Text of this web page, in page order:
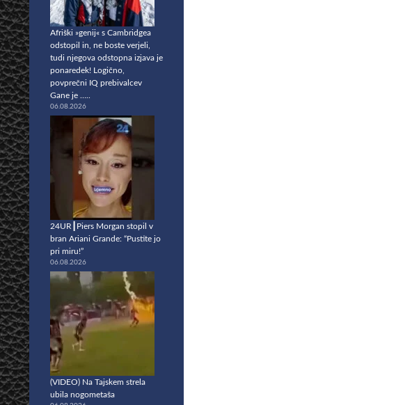
Afriški »genij« s Cambridgea
odstopil in, ne boste verjeli,
tudi njegova odstopna izjava je
ponaredek! Logično,
povprečni IQ prebivalcev
Gane je …..
06.08.2026
24UR┃Piers Morgan stopil v
bran Ariani Grande: “Pustite jo
pri miru!”
06.08.2026
(VIDEO) Na Tajskem strela
ubila nogometaša